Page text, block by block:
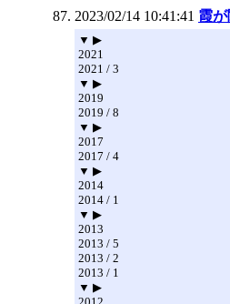
2023/02/14 10:41:41 霞
▼ ▶
2021
2021 / 3
▼ ▶
2019
2019 / 8
▼ ▶
2017
2017 / 4
▼ ▶
2014
2014 / 1
▼ ▶
2013
2013 / 5
2013 / 2
2013 / 1
▼ ▶